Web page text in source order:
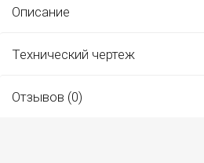
Описание
Технический чертеж
Отзывов (0)